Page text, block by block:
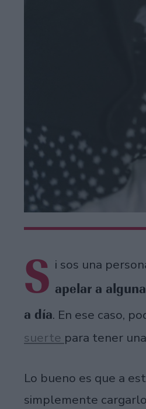
S i sos una
apelar a
a día. En ese caso,
suerte para tener
Lo bueno es que a
simplemente